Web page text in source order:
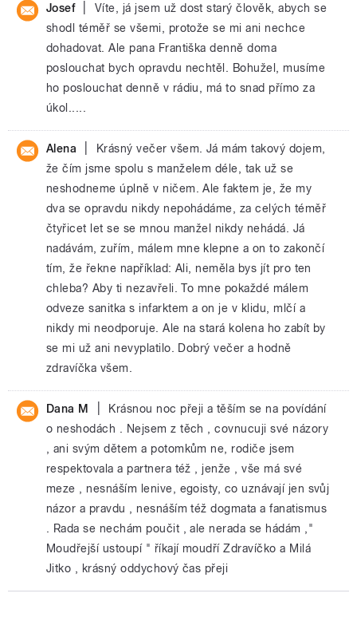
Josef
Víte, já jsem už dost starý člověk, abych se
shodl téměř se všemi, protože se mi ani nechce
dohadovat. Ale pana Františka denně doma
poslouchat bych opravdu nechtěl. Bohužel, musíme
ho poslouchat denně v rádiu, má to snad přímo za
úkol.....
Alena
Krásný večer všem. Já mám takový dojem,
že čím jsme spolu s manželem déle, tak už se
neshodneme úplně v ničem. Ale faktem je, že my
dva se opravdu nikdy nepohádáme, za celých téměř
čtyřicet let se se mnou manžel nikdy nehádá. Já
nadávám, zuřím, málem mne klepne a on to zakončí
tím, že řekne například: Ali, neměla bys jít pro ten
chleba? Aby ti nezavřeli. To mne pokaždé málem
odveze sanitka s infarktem a on je v klidu, mlčí a
nikdy mi neodporuje. Ale na stará kolena ho zabít by
se mi už ani nevyplatilo. Dobrý večer a hodně
zdravíčka všem.
Dana M
Krásnou noc přeji a těším se na povídání
o neshodách . Nejsem z těch , covnucuji své názory
, ani svým dětem a potomkům ne, rodiče jsem
respektovala a partnera též , jenže , vše má své
meze , nesnáším lenive, egoisty, co uznávají jen svůj
názor a pravdu , nesnáším též dogmata a fanatismus
. Rada se nechám poučit , ale nerada se hádám ,"
Moudřejší ustoupí " říkají moudří Zdravíčko a Milá
Jitko , krásný oddychový čas přeji